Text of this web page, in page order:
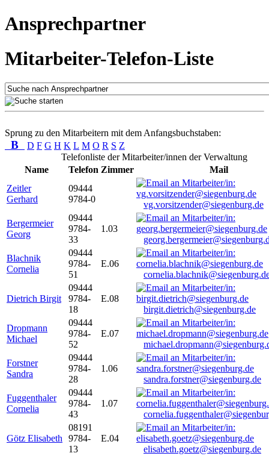
Ansprechpartner
Mitarbeiter-Telefon-Liste
Sprung zu den Mitarbeitern mit dem Anfangsbuchstaben:
B D F G H K L M O R S Z
Telefonliste der Mitarbeiter/innen der Verwaltung
Name
Telefon Zimmer
Mail
Zeitler
Gerhard
09444
9784-0
vg.vorsitzender@siegenburg.de
Bergermeier
Georg
09444
9784-
33
1.03
Blachnik
Cornelia
09444
9784-
51
E.06
Dietrich Birgit
09444
9784-
18
E.08
birgit.dietrich@siegenburg.de
Dropmann
Michael
09444
9784-
52
E.07
Forstner
Sandra
09444
9784-
28
1.06
sandra.forstner@siegenburg.de
Fuggenthaler
Cornelia
09444
9784-
43
1.07
Götz Elisabeth
08191
9784-
13
E.04
elisabeth.goetz@siegenburg.de